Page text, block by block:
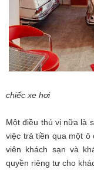
Cả căn
chiếc xe hơi
Một điều thú vị nữa là
việc trả tiền qua một ô
viên khách sạn và
quyền riêng tư cho